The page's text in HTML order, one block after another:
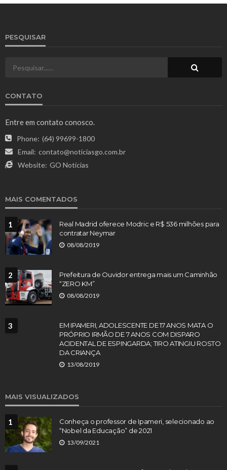
PESQUISAR
CONTATO
Entre em contato conosco.
Phone: (64) 99699-1800
Email: contato@noticiasgo.com.br
Website: GO Notícias
MAIS COMENTADOS
1
Real Madrid oferece Modric e R$ 536 milhões para
contratar Neymar
08/08/2019
2
Prefeitura de Ouvidor entrega mais um Caminhão
“ZERO KM”
08/08/2019
3
EM IPAMERI, ADOLESCENTE DE 17 ANOS MATA O
PRÓPRIO IRMÃO DE 7 ANOS COM DISPARO
ACIDENTAL DE ESPINGARDA; TIRO ATINGIU ROSTO
DA CRIANÇA
13/08/2019
MAIS VISUALIZADOS
1
Conheça o professor de Ipameri, selecionado ao
“Nobel da Educação” de 2021
13/09/2021